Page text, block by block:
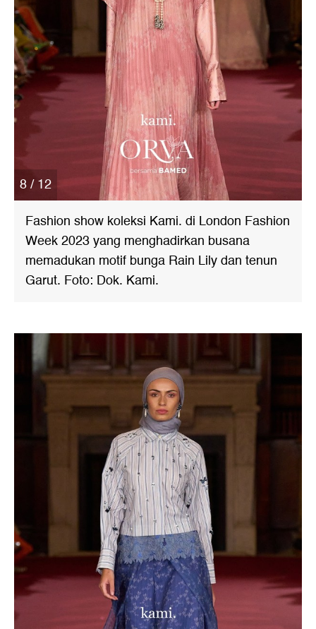
8 / 12
Fashion show koleksi Kami. di London Fashion
Week 2023 yang menghadirkan busana
memadukan motif bunga Rain Lily dan tenun
Garut. Foto: Dok. Kami.